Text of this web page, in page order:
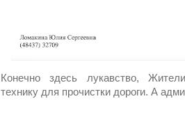
Конечно здесь лукавство,
технику для прочистки дороги. А